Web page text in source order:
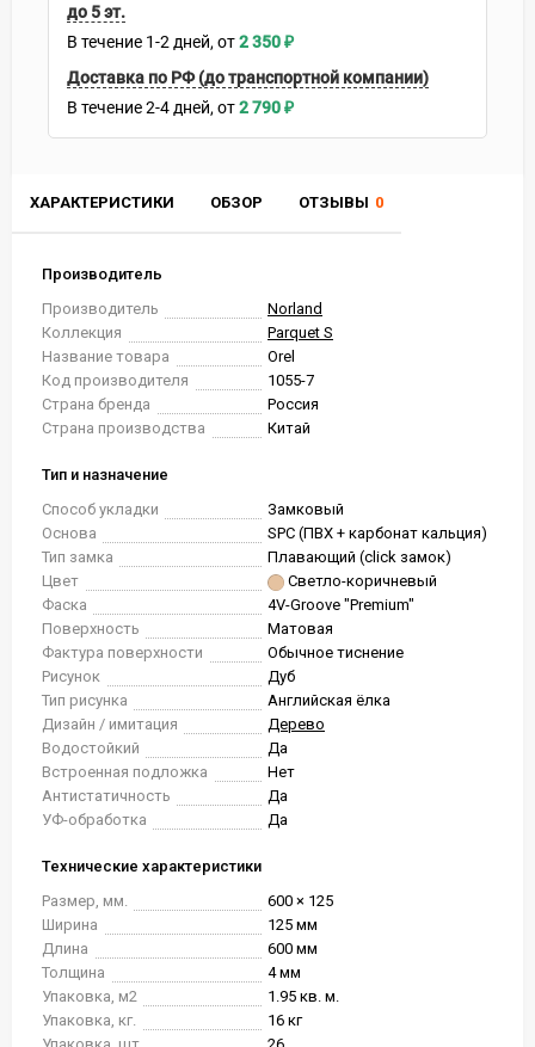
ХАРАКТЕРИСТИКИ ОБЗОР ОТЗЫВЫ 0
Производитель
Производитель
Norland
Коллекция
Parquet S
Название товара
Orel
Код производителя
1055-7
Страна бренда
Россия
Страна производства
Китай
Тип и назначение
Способ укладки
Замковый
Основа
SPC (ПВХ + карбонат кальция)
Тип замка
Плавающий (click замок)
Цвет
Светло-коричневый
Фаска
4V-Groove "Premium"
Поверхность
Матовая
Фактура поверхности
Обычное тиснение
Рисунок
Дуб
Тип рисунка
Английская ёлка
Дизайн / имитация
Дерево
Водостойкий
Да
Встроенная подложка
Нет
Антистатичность
Да
УФ-обработка
Да
Технические характеристики
Размер, мм.
600 × 125
Ширина
125 мм
Длина
600 мм
Толщина
4 мм
Упаковка, м2
1.95 кв. м.
Упаковка, кг.
16 кг
до 5 эт.
В течение 1-2 дней 2 350₽
Доставка по РФ (до транспортной компании)
В течение2-4 дней 2 790₽